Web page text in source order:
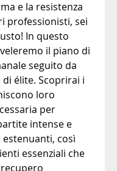
e la resistenza
professionisti, sei
In questo
il piano di
seguito da
élite. Scoprirai i
loro
per
intense e
così
essenziali che